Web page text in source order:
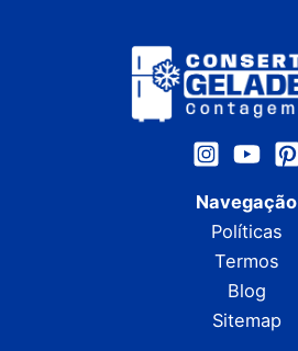
Navegação
Políticas
Termos
Blog
Sitemap